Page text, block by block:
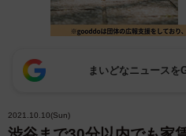
まいどなニュース
2021.10.10(Sun)